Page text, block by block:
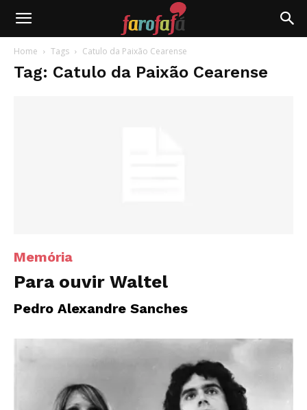
Farofafá
Home Tags Catulo da Paixão Cearense
Tag: Catulo da Paixão Cearense
Memória
Para ouvir Waltel
Pedro Alexandre Sanches